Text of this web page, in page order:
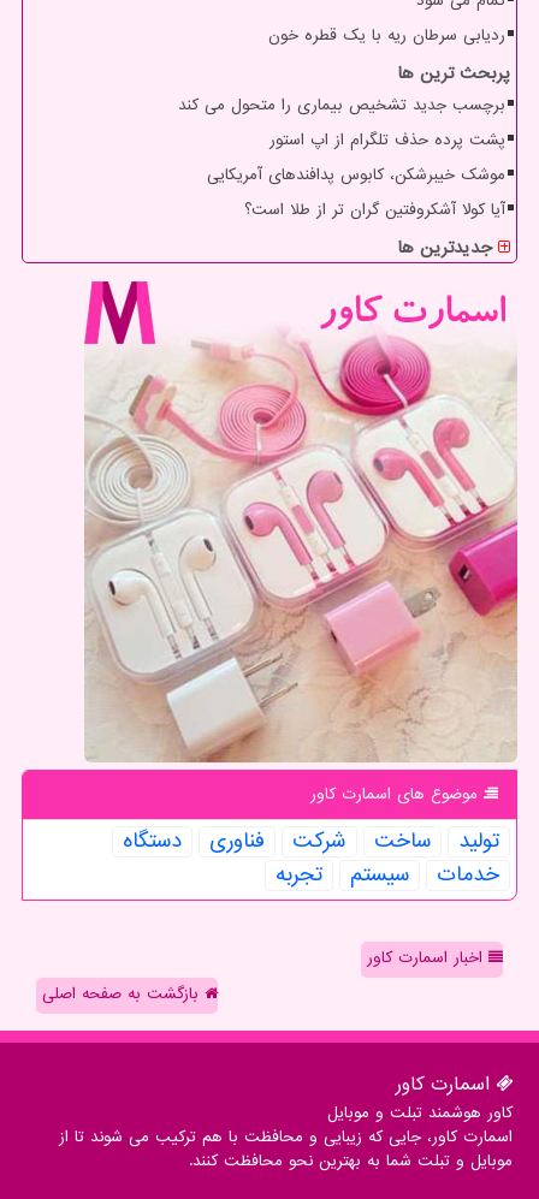
ردیابی سرطان ریه با یک قطره خون
پربحث ترین ها
برچسب جدید تشخیص بیماری را متحول می کند
پشت پرده حذف تلگرام از اپ استور
موشک خیبرشکن، کابوس پدافندهای آمریکایی
آیا کولا آشکروفتین گران تر از طلا است؟
جدیدترین ها
موضوع های اسمارت كاور
تولید ساخت شركت فناوری
دستگاه
خدمات
سیستم تجربه
اخبار اسمارت کاور
بازگشت به صفحه اصلی
اسمارت كاور
کاور هوشمند تبلت و موبایل
اسمارت کاور، جایی که زیبایی و محافظت با هم ترکیب می شوند تا از
موبایل و تبلت شما به بهترین نحو محافظت کنند.